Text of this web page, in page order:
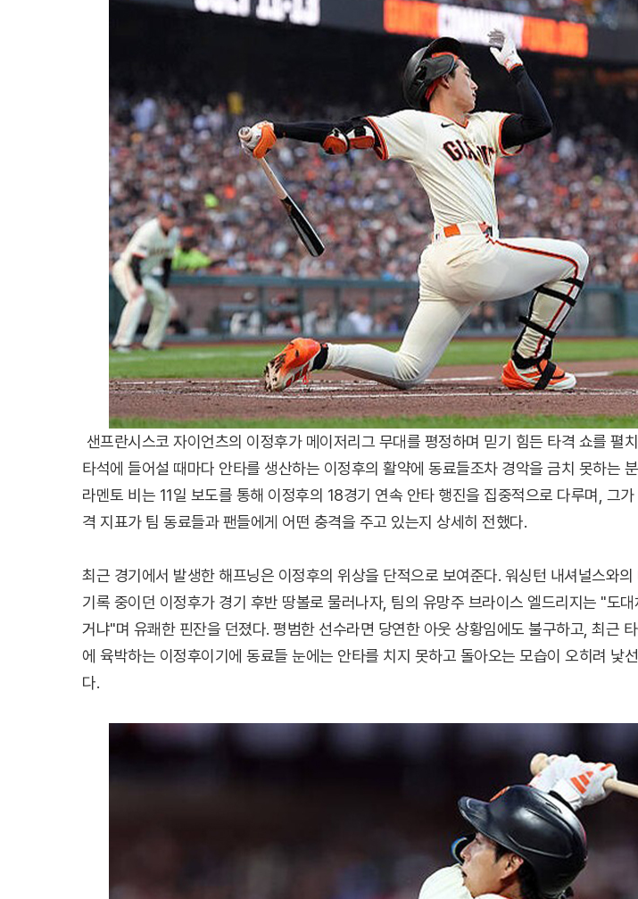
샌프란시스코 자이언츠의 이정후가 메이저리그 무대를 평정하며 믿기 힘든 타격 쇼를 펼
타석에 들어설 때마다 안타를 생산하는 이정후의 활약에 동료들조차 경악을 금치 못하는
라멘토 비는 11일 보도를 통해 이정후의 18경기 연속 안타 행진을 집중적으로 다루며, 그
격 지표가 팀 동료들과 팬들에게 어떤 충격을 주고 있는지 상세히 전했다.
최근 경기에서 발생한 해프닝은 이정후의 위상을 단적으로 보여준다. 워싱턴 내셔널스와
기록 중이던 이정후가 경기 후반 땅볼로 물러나자, 팀의 유망주 브라이스 엘드리지는 "도
거냐"며 유쾌한 핀잔을 던졌다. 평범한 선수라면 당연한 아웃 상황임에도 불구하고, 최근
에 육박하는 이정후이기에 동료들 눈에는 안타를 치지 못하고 돌아오는 모습이 오히려 낯
다.